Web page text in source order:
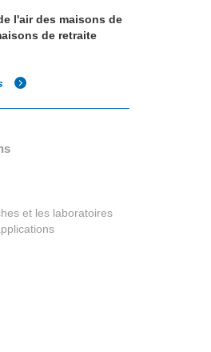
l'air des maisons de
de retraite
et les laboratoires